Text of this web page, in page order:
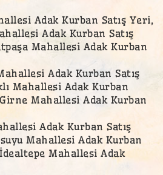
Adak Kurban Satış Yeri,
Adak Kurban Satış
Mahallesi Adak Kurban
Adak Kurban Satış
Mahallesi Adak Kurban
Mahallesi Adak Kurban
Adak Kurban Satış
Mahallesi Adak Kurban
Mahallesi Adak